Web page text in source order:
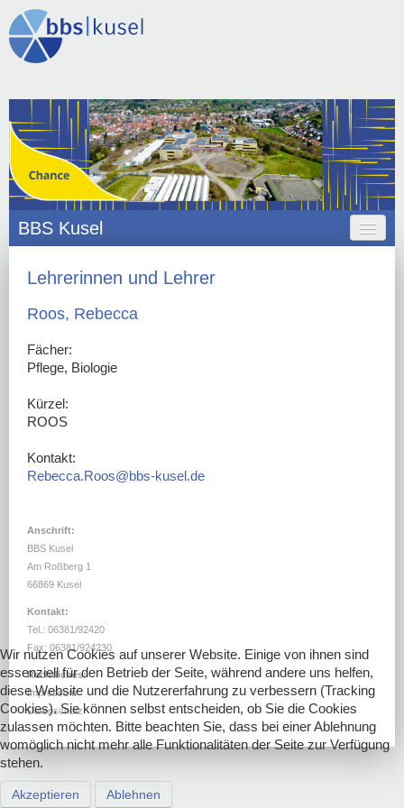
BBS Kusel
SCHULLEBEN
DOWNLOADS
Lehrerinnen und Lehrer
Roos, Rebecca
Fächer:
Pflege, Biologie
Kürzel:
ROOS
Kontakt:
Rebecca.Roos@bbs-kusel.de
Anschrift:
BBS Kusel
Am Roßberg 1
66869 Kusel
Kontakt:
Tel.: 06381/92420
Fax: 06381/924230
Rechtliches:
Impressum
Datenschutz
Wir nutzen Cookies auf unserer Website. Einige von ihnen sind
essenziell für den Betrieb der Seite, während andere uns helfen,
diese Website und die Nutzererfahrung zu verbessern (Tracking
Cookies). Sie können selbst entscheiden, ob Sie die Cookies
zulassen möchten. Bitte beachten Sie, dass bei einer Ablehnung
womöglich nicht mehr alle Funktionalitäten der Seite zur Verfügung
stehen.
Akzeptieren Ablehnen